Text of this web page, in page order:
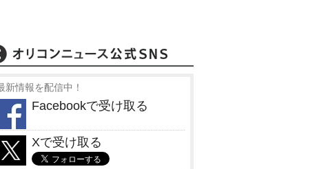
新情報を配信中！
Facebookで受け取る
Xで受け取る